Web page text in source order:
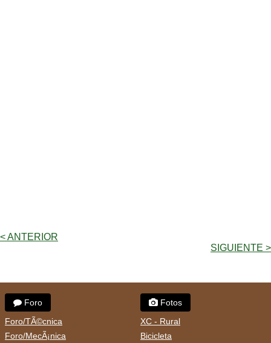
< ANTERIOR
SIGUIENTE >
Foro
Foro/TÃ©cnica
Foro/MecÃ¡nica
Fotos
XC - Rural
Bicicleta